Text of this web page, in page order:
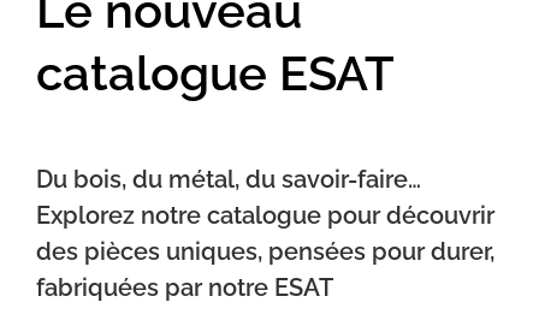
catalogue ESAT
Du bois, du métal, du savoir-faire…
Explorez notre catalogue pour découvrir
des pièces uniques, pensées pour durer,
fabriquées par notre ESAT